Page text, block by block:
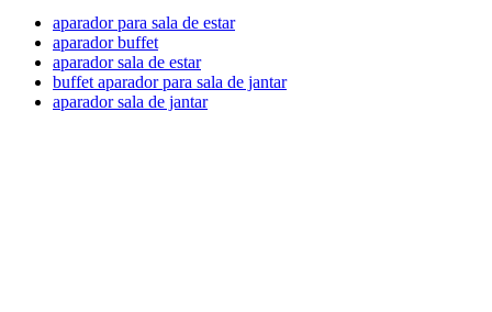
aparador para sala de estar
aparador buffet
aparador sala de estar
buffet aparador para sala de jantar
aparador sala de jantar